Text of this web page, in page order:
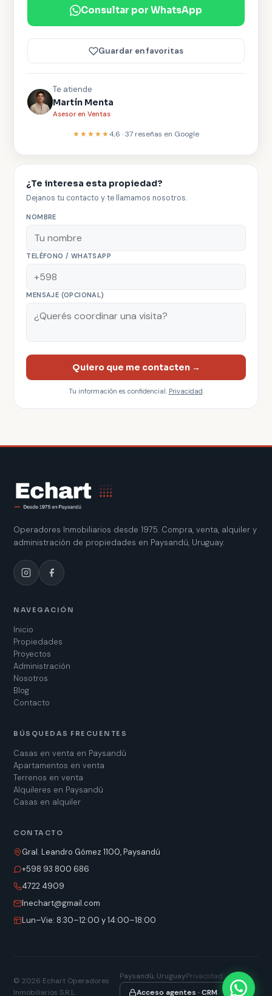
Consultar por WhatsApp
Guardar en favoritas
Te atiende
Martín Menta
Asesor en Ventas
★★★★★4,6 ·37 reseñas en Google
¿Te interesa esta propiedad?
Dejanos tu contacto y te llamamos nosotros.
NOMBRE
TELÉFONO / WHATSAPP
MENSAJE (OPCIONAL)
Quiero que me contacten →
Tu información es confidencial. Privacidad.
Operadores Inmobiliarios desde 1975. Compra, venta, alquiler y
administración de propiedades en Paysandú, Uruguay.
NAVEGACIÓN
Inicio
Propiedades
Proyectos
Administración
Nosotros
Blog
Contacto
BÚSQUEDAS FRECUENTES
Casas en venta en Paysandú
Apartamentos en venta
Terrenos en venta
Alquileres en Paysandú
Casas en alquiler
CONTACTO
Gral. Leandro Gómez 1100, Paysandú
+598 93 800 686
4722 4909
lnechart@gmail.com
Lun–Vie: 8:30–12:00 y 14:00–18:00
©2026 Echart Operadores
Inmobiliarios S.R.L.
Paysandú, UruguayPrivacidad
Acceso agentes · CRM